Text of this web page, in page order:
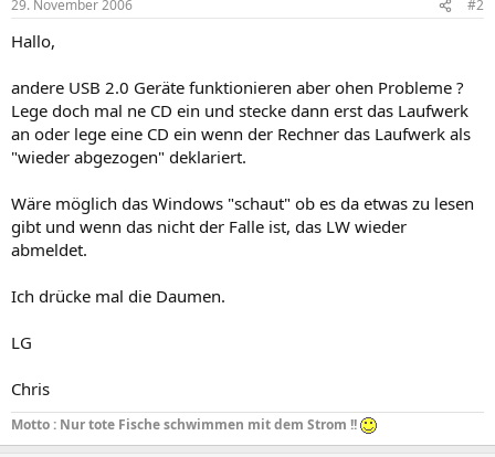
29. November 2006 #2
Hallo,
andere USB 2.0 Geräte funktionieren aber ohen Probleme ?
Lege doch mal ne CD ein und stecke dann erst das Laufwerk
an oder lege eine CD ein wenn der Rechner das Laufwerk als
"wieder abgezogen" deklariert.
Wäre möglich das Windows "schaut" ob es da etwas zu lesen
gibt und wenn das nicht der Falle ist, das LW wieder
abmeldet.
Ich drücke mal die Daumen.
LG
Chris
Motto : Nur tote Fische schwimmen mit dem Strom !!